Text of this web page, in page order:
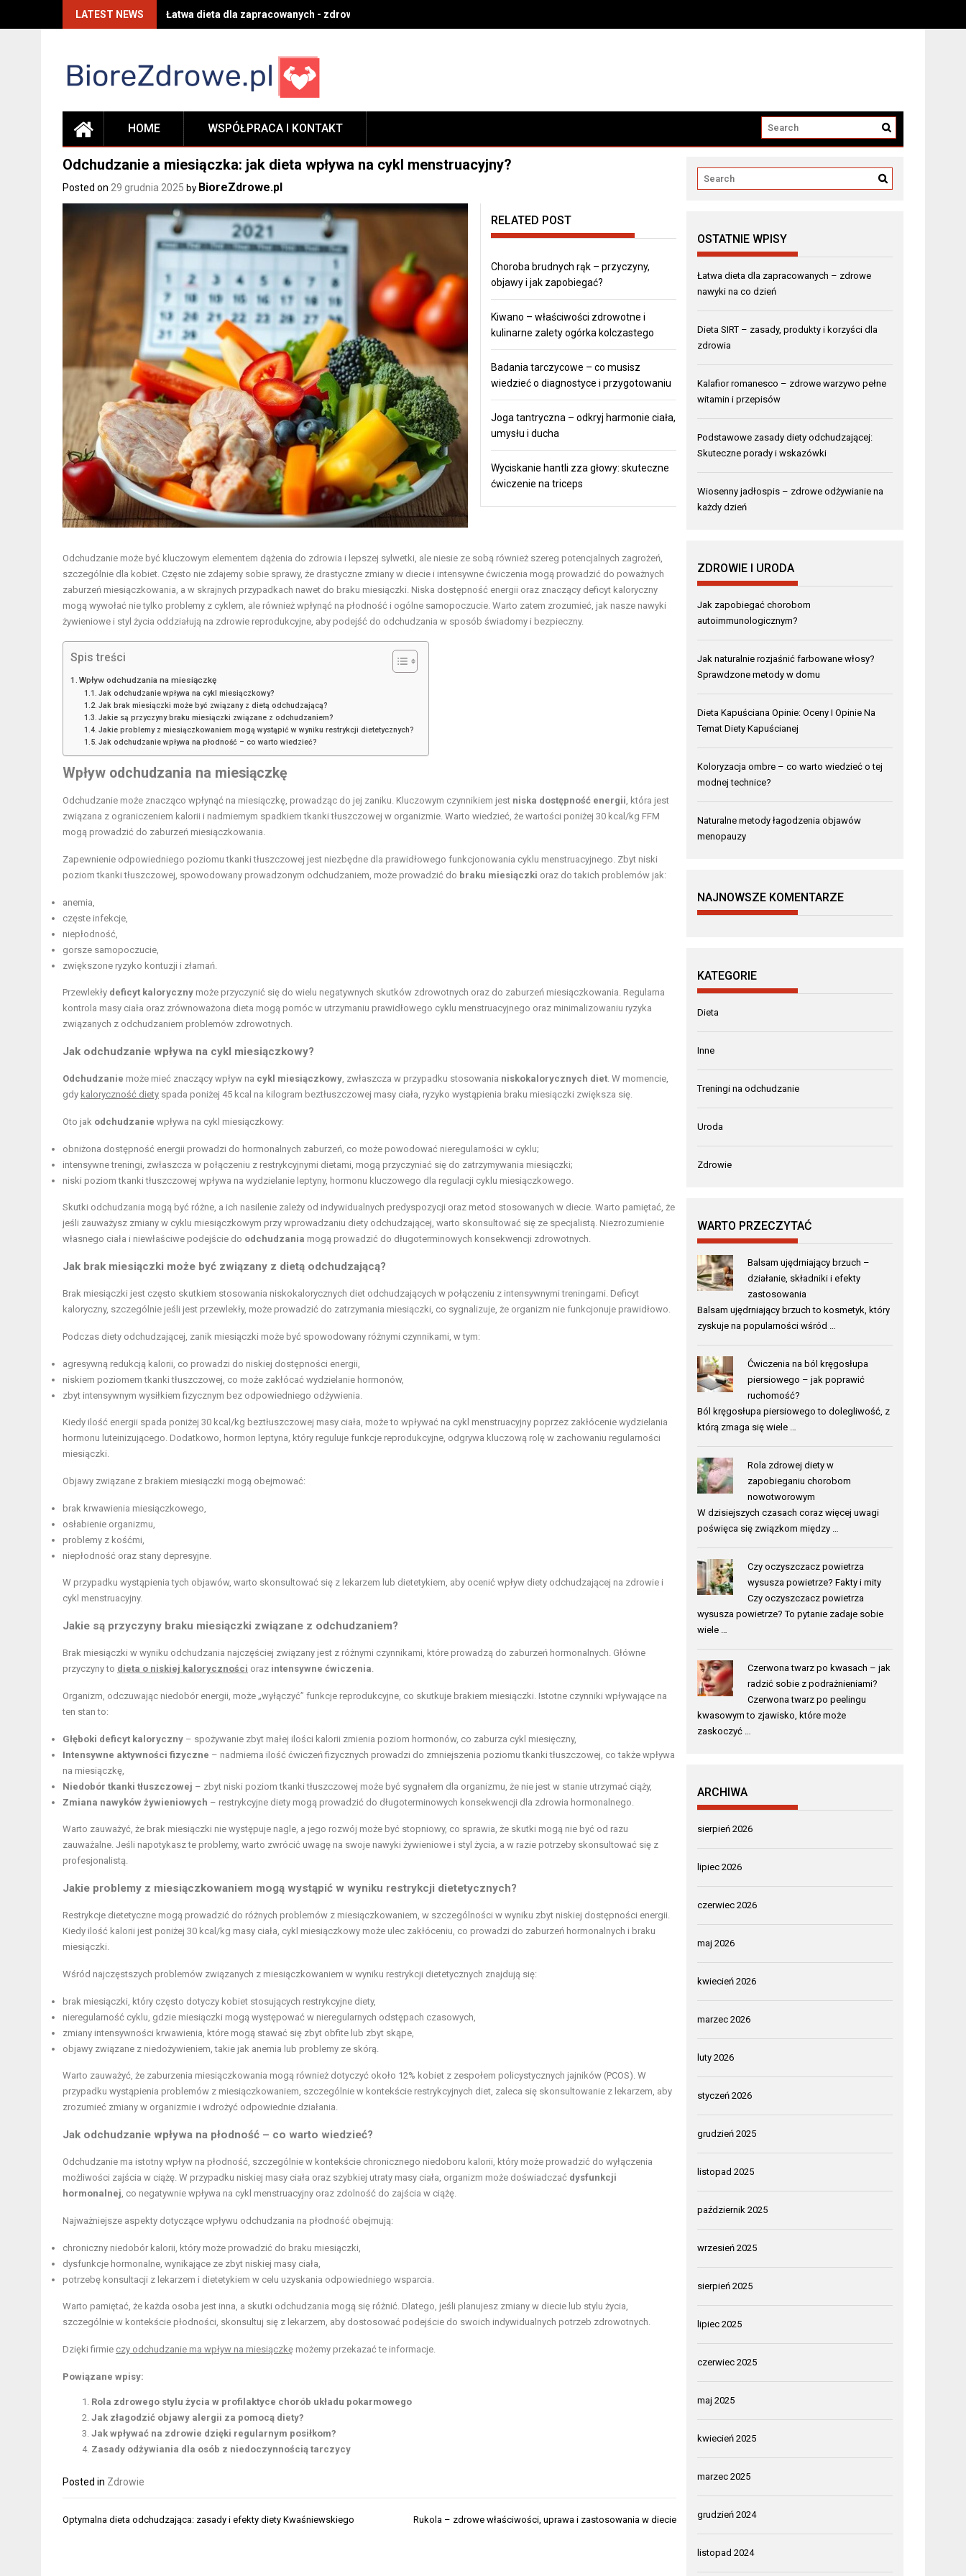
LATEST NEWS Łatwa dieta dla zapracowanych - zdrowe nawyki na co dzień
HOME WSPÓŁPRACA I KONTAKT
Odchudzanie a miesiączka: jak dieta wpływa na cykl menstruacyjny?
Posted on 29 grudnia 2025 by BioreZdrowe.pl
RELATED POST
Choroba brudnych rąk – przyczyny,
objawy i jak zapobiegać?
Kiwano – właściwości zdrowotne i
kulinarne zalety ogórka kolczastego
Badania tarczycowe – co musisz
wiedzieć o diagnostyce i przygotowaniu
Joga tantryczna – odkryj harmonie ciała,
umysłu i ducha
Wyciskanie hantli zza głowy: skuteczne
ćwiczenie na triceps
Odchudzanie może być kluczowym elementem dążenia do zdrowia i lepszej sylwetki, ale niesie ze sobą również szereg potencjalnych zagrożeń,
szczególnie dla kobiet. Często nie zdajemy sobie sprawy, że drastyczne zmiany w diecie i intensywne ćwiczenia mogą prowadzić do poważnych
zaburzeń miesiączkowania, a w skrajnych przypadkach nawet do braku miesiączki. Niska dostępność energii oraz znaczący deficyt kaloryczny
mogą wywołać nie tylko problemy z cyklem, ale również wpłynąć na płodność i ogólne samopoczucie. Warto zatem zrozumieć, jak nasze nawyki
żywieniowe i styl życia oddziałują na zdrowie reprodukcyjne, aby podejść do odchudzania w sposób świadomy i bezpieczny.
Spis treści
Wpływ odchudzania na miesiączkę
Jak odchudzanie wpływa na cykl miesiączkowy?
Jak brak miesiączki może być związany z dietą odchudzającą?
Jakie są przyczyny braku miesiączki związane z odchudzaniem?
Jakie problemy z miesiączkowaniem mogą wystąpić w wyniku restrykcji dietetycznych?
Jak odchudzanie wpływa na płodność – co warto wiedzieć?
Wpływ odchudzania na miesiączkę
Odchudzanie może znacząco wpłynąć na miesiączkę, prowadząc do jej zaniku. Kluczowym czynnikiem jest niska dostępność energii , która jest
związana z ograniczeniem kalorii i nadmiernym spadkiem tkanki tłuszczowej w organizmie. Warto wiedzieć, że wartości poniżej 30 kcal/kg FFM
mogą prowadzić do zaburzeń miesiączkowania.
Zapewnienie odpowiedniego poziomu tkanki tłuszczowej jest niezbędne dla prawidłowego funkcjonowania cyklu menstruacyjnego. Zbyt niski
poziom tkanki tłuszczowej, spowodowany prowadzonym odchudzaniem, może prowadzić do braku miesiączki oraz do takich problemów jak:
anemia,
częste infekcje,
niepłodność,
gorsze samopoczucie,
zwiększone ryzyko kontuzji i złamań.
Przewlekły deficyt kaloryczny może przyczynić się do wielu negatywnych skutków zdrowotnych oraz do zaburzeń miesiączkowania. Regularna
kontrola masy ciała oraz zrównoważona dieta mogą pomóc w utrzymaniu prawidłowego cyklu menstruacyjnego oraz minimalizowaniu ryzyka
związanych z odchudzaniem problemów zdrowotnych.
Jak odchudzanie wpływa na cykl miesiączkowy?
Odchudzanie może mieć znaczący wpływ na cykl miesiączkowy , zwłaszcza w przypadku stosowania niskokalorycznych diet . W momencie,
gdy kaloryczność diety spada poniżej 45 kcal na kilogram beztłuszczowej masy ciała, ryzyko wystąpienia braku miesiączki zwiększa się.
Oto jak odchudzanie wpływa na cykl miesiączkowy:
obniżona dostępność energii prowadzi do hormonalnych zaburzeń, co może powodować nieregularności w cyklu;
intensywne treningi, zwłaszcza w połączeniu z restrykcyjnymi dietami, mogą przyczyniać się do zatrzymywania miesiączki;
niski poziom tkanki tłuszczowej wpływa na wydzielanie leptyny, hormonu kluczowego dla regulacji cyklu miesiączkowego.
Skutki odchudzania mogą być różne, a ich nasilenie zależy od indywidualnych predyspozycji oraz metod stosowanych w diecie. Warto pamiętać, że
jeśli zauważysz zmiany w cyklu miesiączkowym przy wprowadzaniu diety odchudzającej, warto skonsultować się ze specjalistą. Niezrozumienie
własnego ciała i niewłaściwe podejście do odchudzania mogą prowadzić do długoterminowych konsekwencji zdrowotnych.
Jak brak miesiączki może być związany z dietą odchudzającą?
Brak miesiączki jest często skutkiem stosowania niskokalorycznych diet odchudzających w połączeniu z intensywnymi treningami. Deficyt
kaloryczny, szczególnie jeśli jest przewlekły, może prowadzić do zatrzymania miesiączki, co sygnalizuje, że organizm nie funkcjonuje prawidłowo.
Podczas diety odchudzającej, zanik miesiączki może być spowodowany różnymi czynnikami, w tym:
agresywną redukcją kalorii, co prowadzi do niskiej dostępności energii,
niskiem poziomem tkanki tłuszczowej, co może zakłócać wydzielanie hormonów,
zbyt intensywnym wysiłkiem fizycznym bez odpowiedniego odżywienia.
Kiedy ilość energii spada poniżej 30 kcal/kg beztłuszczowej masy ciała, może to wpływać na cykl menstruacyjny poprzez zakłócenie wydzielania
hormonu luteinizującego. Dodatkowo, hormon leptyna, który reguluje funkcje reprodukcyjne, odgrywa kluczową rolę w zachowaniu regularności
miesiączki.
Objawy związane z brakiem miesiączki mogą obejmować:
brak krwawienia miesiączkowego,
osłabienie organizmu,
problemy z kośćmi,
niepłodność oraz stany depresyjne.
W przypadku wystąpienia tych objawów, warto skonsultować się z lekarzem lub dietetykiem, aby ocenić wpływ diety odchudzającej na zdrowie i
cykl menstruacyjny.
Jakie są przyczyny braku miesiączki związane z odchudzaniem?
Brak miesiączki w wyniku odchudzania najczęściej związany jest z różnymi czynnikami, które prowadzą do zaburzeń hormonalnych. Główne
przyczyny to dieta o niskiej kaloryczności oraz intensywne ćwiczenia
Organizm, odczuwając niedobór energii, może „wyłączyć” funkcje reprodukcyjne, co skutkuje brakiem miesiączki. Istotne czynniki wpływające na
ten stan to:
Głęboki deficyt kaloryczny – spożywanie zbyt małej ilości kalorii zmienia poziom hormonów, co zaburza cykl miesięczny,
Intensywne aktywności fizyczne – nadmierna ilość ćwiczeń fizycznych prowadzi do zmniejszenia poziomu tkanki tłuszczowej, co także wpływa
na miesiączkę,
Niedobór tkanki tłuszczowej – zbyt niski poziom tkanki tłuszczowej może być sygnałem dla organizmu, że nie jest w stanie utrzymać ciąży,
Zmiana nawyków żywieniowych – restrykcyjne diety mogą prowadzić do długoterminowych konsekwencji dla zdrowia hormonalnego.
Warto zauważyć, że brak miesiączki nie występuje nagle, a jego rozwój może być stopniowy, co sprawia, że skutki mogą nie być od razu
zauważalne. Jeśli napotykasz te problemy, warto zwrócić uwagę na swoje nawyki żywieniowe i styl życia, a w razie potrzeby skonsultować się z
profesjonalistą.
Jakie problemy z miesiączkowaniem mogą wystąpić w wyniku restrykcji dietetycznych?
Restrykcje dietetyczne mogą prowadzić do różnych problemów z miesiączkowaniem, w szczególności w wyniku zbyt niskiej dostępności energii.
Kiedy ilość kalorii jest poniżej 30 kcal/kg masy ciała, cykl miesiączkowy może ulec zakłóceniu, co prowadzi do zaburzeń hormonalnych i braku
miesiączki.
Wśród najczęstszych problemów związanych z miesiączkowaniem w wyniku restrykcji dietetycznych znajdują się:
brak miesiączki, który często dotyczy kobiet stosujących restrykcyjne diety,
nieregularność cyklu, gdzie miesiączki mogą występować w nieregularnych odstępach czasowych,
zmiany intensywności krwawienia, które mogą stawać się zbyt obfite lub zbyt skąpe,
objawy związane z niedożywieniem, takie jak anemia lub problemy ze skórą.
Warto zauważyć, że zaburzenia miesiączkowania mogą również dotyczyć około 12% kobiet z zespołem policystycznych jajników (PCOS). W
przypadku wystąpienia problemów z miesiączkowaniem, szczególnie w kontekście restrykcyjnych diet, zaleca się skonsultowanie z lekarzem, aby
zrozumieć zmiany w organizmie i wdrożyć odpowiednie działania.
Jak odchudzanie wpływa na płodność – co warto wiedzieć?
Odchudzanie ma istotny wpływ na płodność, szczególnie w kontekście chronicznego niedoboru kalorii, który może prowadzić do wyłączenia
możliwości zajścia w ciążę. W przypadku niskiej masy ciała oraz szybkiej utraty masy ciała, organizm może doświadczać dysfunkcji
hormonalnej , co negatywnie wpływa na cykl menstruacyjny oraz zdolność do zajścia w ciążę.
Najważniejsze aspekty dotyczące wpływu odchudzania na płodność obejmują:
chroniczny niedobór kalorii, który może prowadzić do braku miesiączki,
dysfunkcje hormonalne, wynikające ze zbyt niskiej masy ciała,
potrzebę konsultacji z lekarzem i dietetykiem w celu uzyskania odpowiedniego wsparcia.
Warto pamiętać, że każda osoba jest inna, a skutki odchudzania mogą się różnić. Dlatego, jeśli planujesz zmiany w diecie lub stylu życia,
szczególnie w kontekście płodności, skonsultuj się z lekarzem, aby dostosować podejście do swoich indywidualnych potrzeb zdrowotnych.
Dzięki firmie czy odchudzanie ma wpływ na miesiączkę możemy przekazać te informacje.
Powiązane wpisy:
Rola zdrowego stylu życia w profilaktyce chorób układu pokarmowego
Jak złagodzić objawy alergii za pomocą diety?
Jak wpływać na zdrowie dzięki regularnym posiłkom?
Zasady odżywiania dla osób z niedoczynnością tarczycy
Posted in Zdrowie
Nawigacja
Optymalna dieta odchudzająca: zasady i efekty diety Kwaśniewskiego Rukola – zdrowe właściwości, uprawa i zastosowania w diecie
OSTATNIE WPISY
Łatwa dieta dla zapracowanych – zdrowe
nawyki na co dzień
Dieta SIRT – zasady, produkty i korzyści dla
zdrowia
Kalafior romanesco – zdrowe warzywo pełne
witamin i przepisów
Podstawowe zasady diety odchudzającej:
Skuteczne porady i wskazówki
Wiosenny jadłospis – zdrowe odżywianie na
każdy dzień
ZDROWIE I URODA
Jak zapobiegać chorobom
autoimmunologicznym?
Jak naturalnie rozjaśnić farbowane włosy?
Sprawdzone metody w domu
Dieta Kapuściana Opinie: Oceny I Opinie Na
Temat Diety Kapuścianej
Koloryzacja ombre – co warto wiedzieć o tej
modnej technice?
Naturalne metody łagodzenia objawów
menopauzy
NAJNOWSZE KOMENTARZE
KATEGORIE
Dieta
Inne
Treningi na odchudzanie
Uroda
Zdrowie
WARTO PRZECZYTAĆ
Balsam ujędrniający brzuch –
działanie, składniki i efekty
zastosowania
Balsam ujędrniający brzuch to kosmetyk, który
zyskuje na popularności wśród …
Ćwiczenia na ból kręgosłupa
piersiowego – jak poprawić
ruchomość?
Ból kręgosłupa piersiowego to dolegliwość, z
którą zmaga się wiele …
Rola zdrowej diety w
zapobieganiu chorobom
nowotworowym
W dzisiejszych czasach coraz więcej uwagi
poświęca się związkom między …
Czy oczyszczacz powietrza
wysusza powietrze? Fakty i mity
Czy oczyszczacz powietrza
wysusza powietrze? To pytanie zadaje sobie
wiele …
Czerwona twarz po kwasach – jak
radzić sobie z podrażnieniami?
Czerwona twarz po peelingu
kwasowym to zjawisko, które może
zaskoczyć …
ARCHIWA
sierpień 2026
lipiec 2026
czerwiec 2026
maj 2026
kwiecień 2026
marzec 2026
luty 2026
styczeń 2026
grudzień 2025
listopad 2025
październik 2025
wrzesień 2025
sierpień 2025
lipiec 2025
czerwiec 2025
maj 2025
kwiecień 2025
marzec 2025
grudzień 2024
listopad 2024